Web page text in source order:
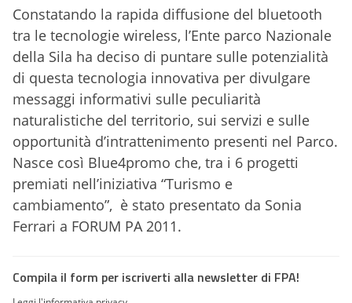
Constatando la rapida diffusione del bluetooth
tra le tecnologie wireless, l’Ente parco Nazionale
della Sila ha deciso di puntare sulle potenzialità
di questa tecnologia innovativa per divulgare
messaggi informativi sulle peculiarità
naturalistiche del territorio, sui servizi e sulle
opportunità d’intrattenimento presenti nel Parco.
Nasce così Blue4promo che, tra i 6 progetti
premiati nell’iniziativa “Turismo e
cambiamento”, è stato presentato da Sonia
Ferrari a FORUM PA 2011.
Compila il form per iscriverti alla newsletter di FPA!